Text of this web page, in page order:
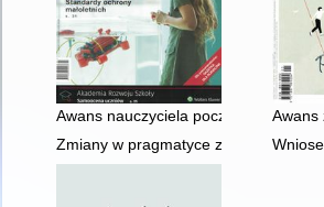
Awans nauczyciela początkującego
Awans
Zmiany w pragmatyce zawodowej